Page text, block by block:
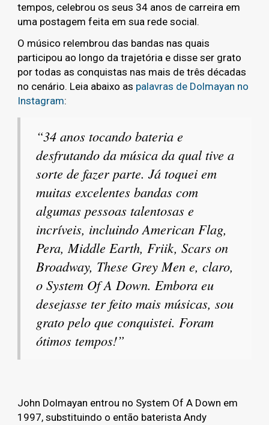
tempos, celebrou os seus 34 anos de carreira em
uma postagem feita em sua rede social.
O músico relembrou das bandas nas quais
participou ao longo da trajetória e disse ser grato
por todas as conquistas nas mais de três décadas
no cenário. Leia abaixo as palavras de Dolmayan no
Instagram:
“34 anos tocando bateria e
desfrutando da música da qual tive a
sorte de fazer parte. Já toquei em
muitas excelentes bandas com
algumas pessoas talentosas e
incríveis, incluindo American Flag,
Pera, Middle Earth, Friik, Scars on
Broadway, These Grey Men e, claro,
o System Of A Down. Embora eu
desejasse ter feito mais músicas, sou
grato pelo que conquistei. Foram
ótimos tempos!”
John Dolmayan entrou no System Of A Down em
1997, substituindo o então baterista Andy